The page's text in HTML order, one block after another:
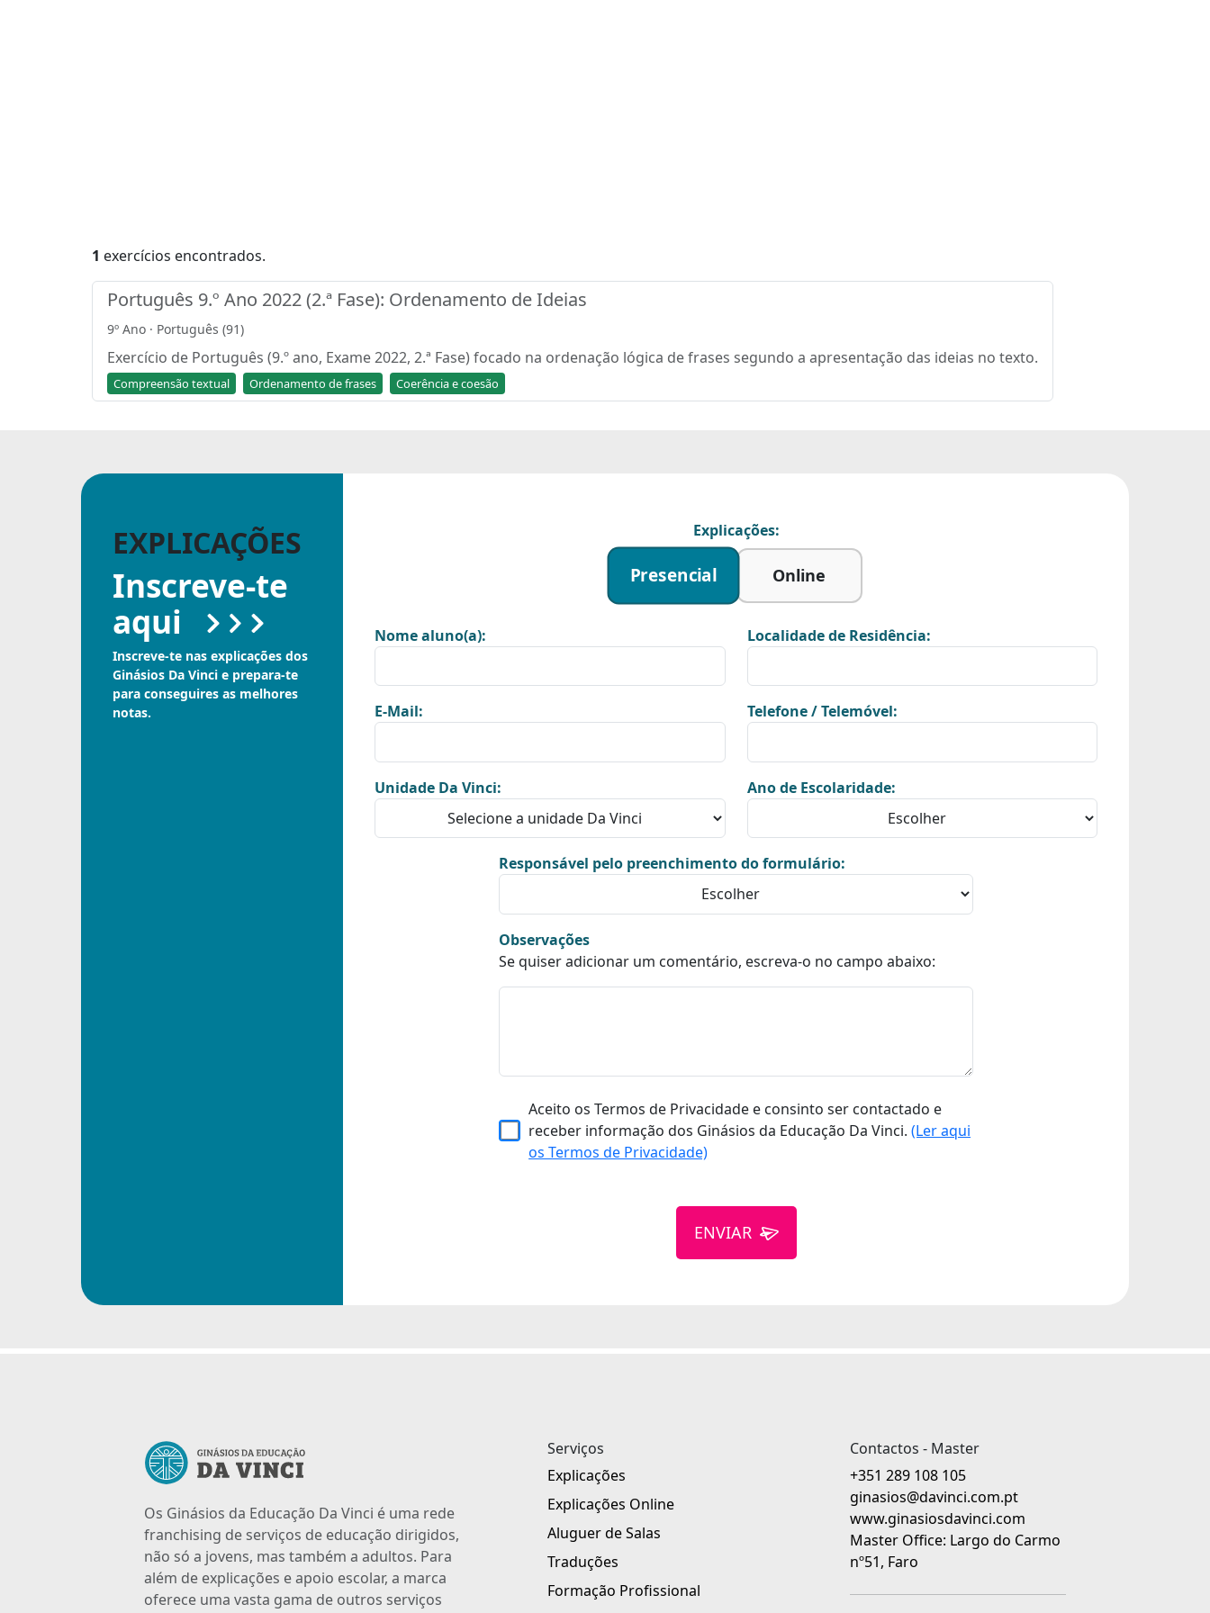
1 exercícios encontrados.
Português 9.º Ano 2022 (2.ª Fase): Ordenamento de Ideias
9º Ano · Português (91)
Exercício de Português (9.º ano, Exame 2022, 2.ª Fase) focado na ordenação lógica de frases segundo a apresentação das ideias no texto.
Compreensão textual Ordenamento de frases Coerência e coesão
EXPLICAÇÕES
Inscreve-te
aqui
Inscreve-te nas explicações dos
Ginásios Da Vinci e prepara-te
para conseguires as melhores
notas.
Explicações:
Presencial Online
Nome aluno(a): Localidade de Residência:
E-Mail: Telefone / Telemóvel:
Unidade Da Vinci: Ano de Escolaridade:
Responsável pelo preenchimento do formulário:
Observações
Se quiser adicionar um comentário, escreva-o no campo abaixo:
Aceito os Termos de Privacidade e consinto ser contactado e
receber informação dos Ginásios da Educação Da Vinci.(Ler aqui
os Termos de Privacidade)
ENVIAR
Os Ginásios da Educação Da Vinci é uma rede
franchising de serviços de educação dirigidos,
não só a jovens, mas também a adultos. Para
além de explicações e apoio escolar, a marca
oferece uma vasta gama de outros serviços
Serviços
Explicações
Explicações Online
Aluguer de Salas
Traduções
Formação Profissional
Contactos - Master
+351 289 108 105
ginasios@davinci.com.pt
www.ginasiosdavinci.com
Master Office: Largo do Carmo
nº51, Faro